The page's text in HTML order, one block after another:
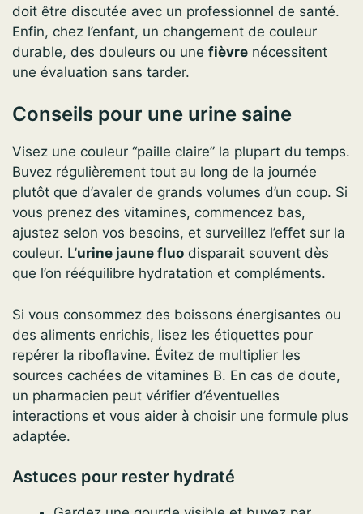
doit être discutée avec un professionnel de santé.
Enfin, chez l’enfant, un changement de couleur
durable, des douleurs ou une fièvre nécessitent
une évaluation sans tarder.
Conseils pour une urine saine
Visez une couleur “paille claire” la plupart du temps.
Buvez régulièrement tout au long de la journée
plutôt que d’avaler de grands volumes d’un coup. Si
vous prenez des vitamines, commencez bas,
ajustez selon vos besoins, et surveillez l’effet sur la
couleur. L’urine jaune fluo disparait souvent dès
que l’on rééquilibre hydratation et compléments.
Si vous consommez des boissons énergisantes ou
des aliments enrichis, lisez les étiquettes pour
repérer la riboflavine. Évitez de multiplier les
sources cachées de vitamines B. En cas de doute,
un pharmacien peut vérifier d’éventuelles
interactions et vous aider à choisir une formule plus
adaptée.
Astuces pour rester hydraté